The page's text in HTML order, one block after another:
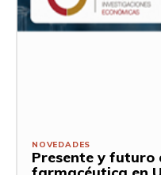
NOVEDADES
Presente y